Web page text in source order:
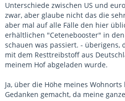
Unterschiede zwischen US und
zwar, aber glaube nicht das die
aber mal auf alle Fälle den hier
erhältlichen "Cetenebooster" in
schauen was passiert. - überigens,
mit dem Resttreibstoff aus
meinem Hof abgeladen wurde.
Ja, über die Höhe meines
Gedanken gemacht, da meine